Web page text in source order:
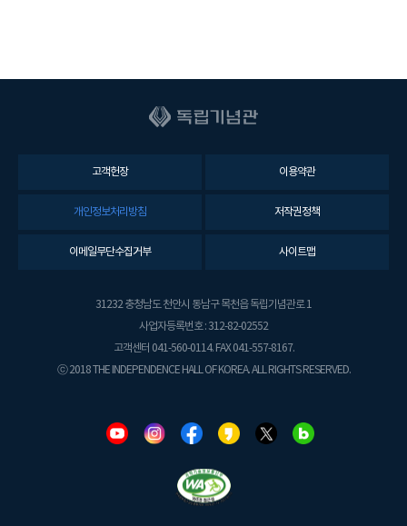
고객헌장 이용약관
개인정보처리방침 저작권정책
이메일무단수집거부 사이트맵
31232 충청남도 천안시 동남구 목천읍 독립기념관로 1
사업자등록번호 : 312-82-02552
고객센터 041-560-0114. FAX 041-557-8167.
ⓒ 2018 THE INDEPENDENCE HALL OF KOREA. ALL RIGHTS RESERVED.